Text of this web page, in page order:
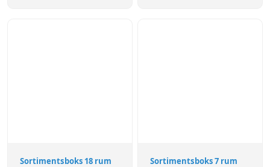
Sortimentsboks 18 rum
Sortimentsboks 7 rum